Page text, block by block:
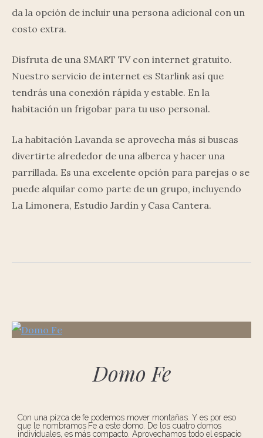
da la opción de incluir una persona adicional con un
costo extra.
Disfruta de una SMART TV con internet gratuito.
Nuestro servicio de internet es Starlink así que
tendrás una conexión rápida y estable. En la
habitación un frigobar para tu uso personal.
La habitación Lavanda se aprovecha más si buscas
divertirte alrededor de una alberca y hacer una
parrillada. Es una excelente opción para parejas o se
puede alquilar como parte de un grupo, incluyendo
La Limonera, Estudio Jardín y Casa Cantera.
Domo Fe
Con una pizca de fe podemos mover montañas. Y es por eso
que le nombramos Fe a este domo. De los cuatro domos
individuales, es más compacto. Aprovechamos todo el espacio